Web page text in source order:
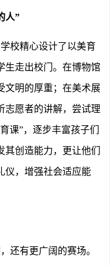
人”
校精心设计了以美育
生走出校门。在博物馆
文明的厚重；在美术展
志愿者的讲解，尝试理
课”，逐步丰富孩子们
创造能力，更让他们
仪，增强社会适应能
还有更广阔的赛场。